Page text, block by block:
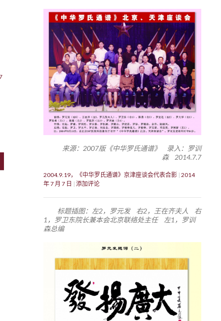
来源：2007版《中华罗氏通谱》 录入：罗训
森 2014.7.7
2004.9.19，《中华罗氏通谱》京津座谈会代表合影 2014
年 7 月 7 日
添加评论
标题插图：左2，罗元发 右2，王在齐夫人 右
1，罗卫东院长兼本会北京联络处主任 左1，罗训
森总编